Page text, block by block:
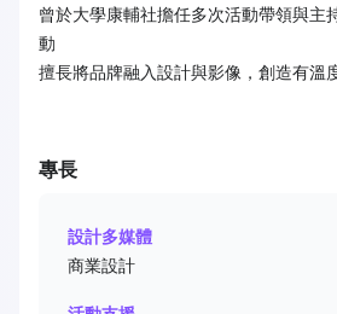
曾於大學康輔社擔任多次活動帶領與主
動
擅長將品牌融入設計與影像，創造有溫
專長
設計多媒體
商業設計